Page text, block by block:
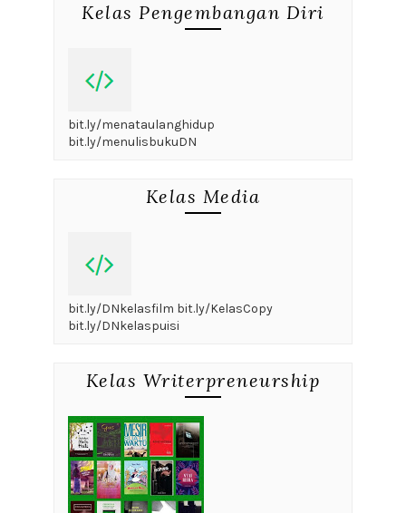
Kelas Pengembangan Diri
bit.ly/menataulanghidup
bit.ly/menulisbukuDN
Kelas Media
bit.ly/DNkelasfilm bit.ly/KelasCopy
bit.ly/DNkelaspuisi
Kelas Writerpreneurship